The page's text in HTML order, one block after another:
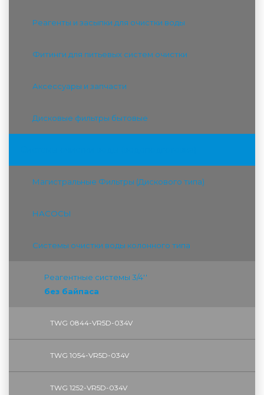
Реагенты и засыпки для очистки воды
Фитинги для питьевых систем очистки
Аксессуары и запчасти
Дисковые фильтры бытовые
Магистральные Фильтры (Дискового типа)
НАСОСЫ
Системы очистки воды колонного типа
Реагентные системы 3/4''
без байпаса
TWG 0844-VR5D-034V
TWG 1054-VR5D-034V
TWG 1252-VR5D-034V